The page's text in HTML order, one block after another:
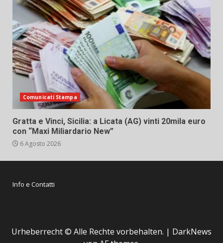
Comunicati Stampa
Gratta e Vinci, Sicilia: a Licata (AG) vinti 20mila euro
con “Maxi Miliardario New”
6 Agosto 2026
Info e Contatti
Urheberrecht © Alle Rechte vorbehalten. | DarkNews